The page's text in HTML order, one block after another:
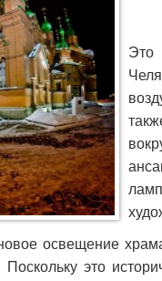
Это
освещение
это